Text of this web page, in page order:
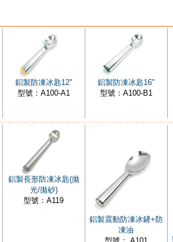
鋁製防凍冰匙12"
型號：A100-A1
鋁製防凍冰匙16"
型號：A100-B1
鋁製長形防凍冰匙(拋
光/拋砂)
型號：A119
鋁製震動防凍冰鏟+防
凍油